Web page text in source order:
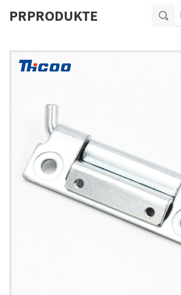
PRPRODUKTE